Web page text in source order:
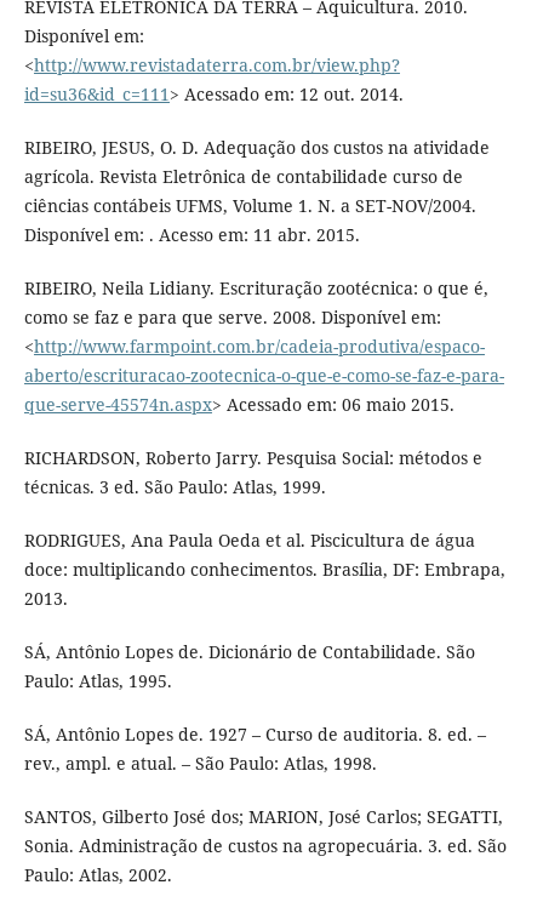
REVISTA ELETRÔNICA DA TERRA – Aquicultura. 2010.
Disponível em:
<http://www.revistadaterra.com.br/view.php?
id=su36&id_c=111> Acessado em: 12 out. 2014.
RIBEIRO, JESUS, O. D. Adequação dos custos na atividade
agrícola. Revista Eletrônica de contabilidade curso de
ciências contábeis UFMS, Volume 1. N. a SET-NOV/2004.
Disponível em: . Acesso em: 11 abr. 2015.
RIBEIRO, Neila Lidiany. Escrituração zootécnica: o que é,
como se faz e para que serve. 2008. Disponível em:
<http://www.farmpoint.com.br/cadeia-produtiva/espaco-
aberto/escrituracao-zootecnica-o-que-e-como-se-faz-e-para-
que-serve-45574n.aspx> Acessado em: 06 maio 2015.
RICHARDSON, Roberto Jarry. Pesquisa Social: métodos e
técnicas. 3 ed. São Paulo: Atlas, 1999.
RODRIGUES, Ana Paula Oeda et al. Piscicultura de água
doce: multiplicando conhecimentos. Brasília, DF: Embrapa,
2013.
SÁ, Antônio Lopes de. Dicionário de Contabilidade. São
Paulo: Atlas, 1995.
SÁ, Antônio Lopes de. 1927 – Curso de auditoria. 8. ed. –
rev., ampl. e atual. – São Paulo: Atlas, 1998.
SANTOS, Gilberto José dos; MARION, José Carlos; SEGATTI,
Sonia. Administração de custos na agropecuária. 3. ed. São
Paulo: Atlas, 2002.